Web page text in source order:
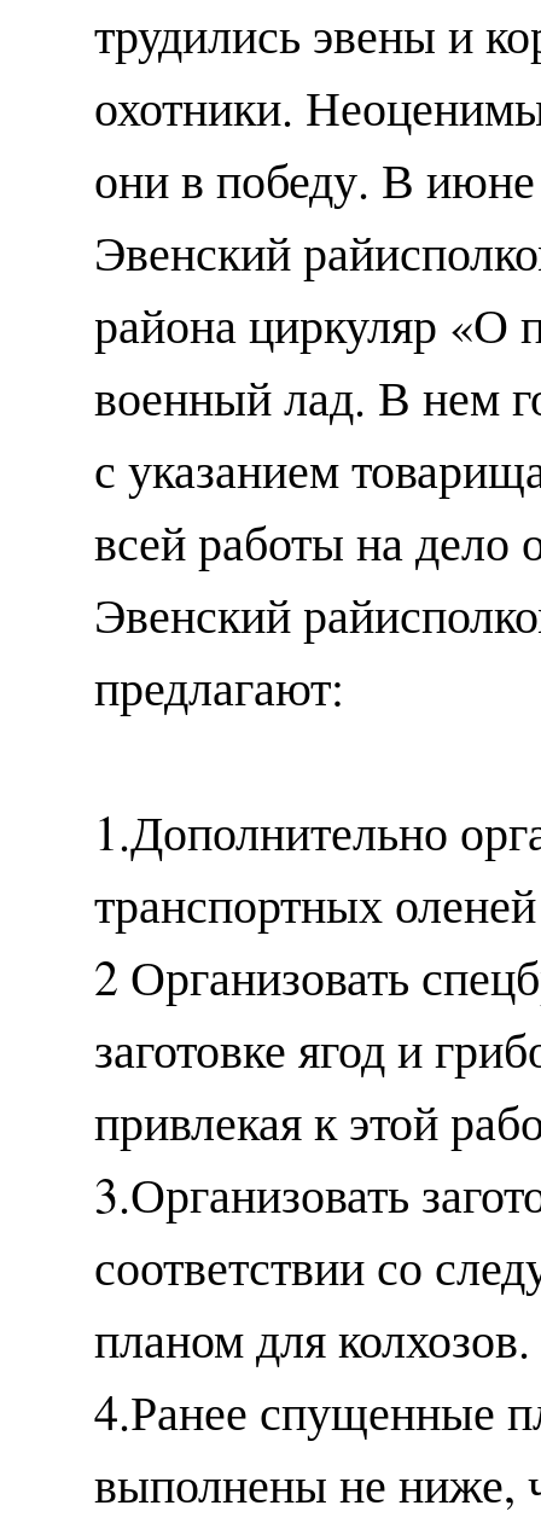
трудились эвены и
охотники.
они в победу. В
Эвенский
района циркуляр «О
военный лад. В нем
с указанием
всей работы на
Эвенский
предлагают:
1.Дополнительно
транспортных
2 Организовать
заготовке ягод и
привлекая к этой
3.Организовать
соответствии со
планом для колхозов.
4.Ранее спущенные
выполнены не ниже,